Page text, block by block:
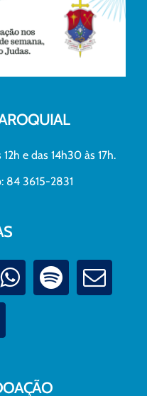
e das 14h30 às 17h.
84 3615-2831